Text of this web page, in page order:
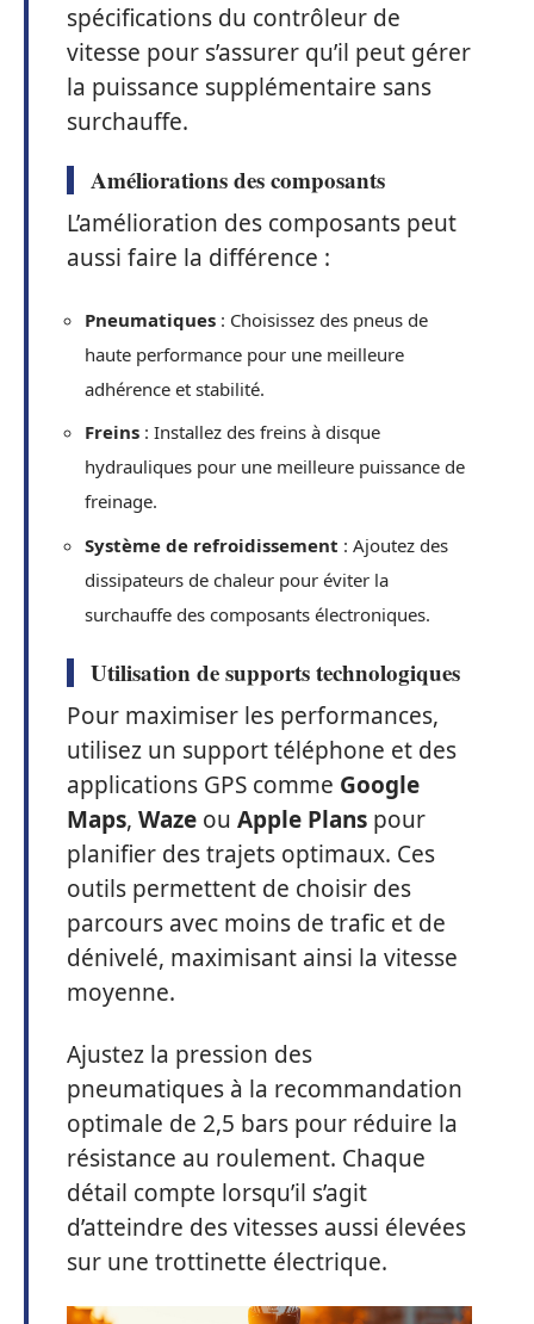
spécifications du contrôleur de
vitesse pour s’assurer qu’il peut gérer
la puissance supplémentaire sans
surchauffe.
Améliorations des composants
L’amélioration des composants peut
aussi faire la différence :
Pneumatiques : Choisissez des pneus de
haute performance pour une meilleure
adhérence et stabilité.
Freins : Installez des freins à disque
hydrauliques pour une meilleure puissance de
freinage.
Système de refroidissement : Ajoutez des
dissipateurs de chaleur pour éviter la
surchauffe des composants électroniques.
Utilisation de supports technologiques
Pour maximiser les performances,
utilisez un support téléphone et des
applications GPS comme Google
Maps, Waze ou Apple Plans pour
planifier des trajets optimaux. Ces
outils permettent de choisir des
parcours avec moins de trafic et de
dénivelé, maximisant ainsi la vitesse
moyenne.
Ajustez la pression des
pneumatiques à la recommandation
optimale de 2,5 bars pour réduire la
résistance au roulement. Chaque
détail compte lorsqu’il s’agit
d’atteindre des vitesses aussi élevées
sur une trottinette électrique.